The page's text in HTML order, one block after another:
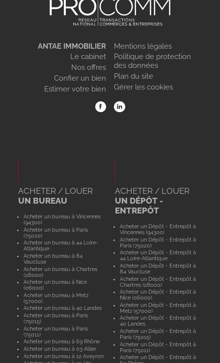
ANTAE IMMOBILIER
Le cabinet
Nos offres
Confier un bien
Estimer votre bien
Mentions légales
Politique de protection
des données
Plan du site
Gérer les cookies
ACHETER / LOUER
UN BUREAU
Acheter un bureau à Vincennes
(94300)
Acheter un bureau à Paris
(75020)
Acheter un bureau à 44 Loire-
Atlantique
Acheter un bureau à 84
Vaucluse
Acheter un bureau à Chartres
(28000)
Acheter un bureau à Nice
(06000)
Acheter un bureau à Metz
(57000)
Acheter un bureau à 40 Landes
Acheter un bureau à Paris
(75015)
Acheter un bureau à Paris
(75011)
Acheter un bureau à 69 Rhône
Acheter un bureau à 03 Allier
Acheter un bureau à 12 Aveyron
ACHETER / LOUER
UN DÉPÔT -
ENTREPÔT
Acheter un Dépôt - Entrepôt à
Vincennes (94300)
Acheter un Dépôt - Entrepôt à
Paris (75020)
Acheter un Dépôt - Entrepôt à
44 Loire-Atlantique
Acheter un Dépôt - Entrepôt à
84 Vaucluse
Acheter un Dépôt - Entrepôt à
Chartres (28000)
Acheter un Dépôt - Entrepôt à
Nice (06000)
Acheter un Dépôt - Entrepôt à
Metz (57000)
Acheter un Dépôt - Entrepôt à
40 Landes
Acheter un Dépôt - Entrepôt à
Paris (75015)
Acheter un Dépôt - Entrepôt à
Paris (75011)
Acheter un Dépôt - Entrepôt à